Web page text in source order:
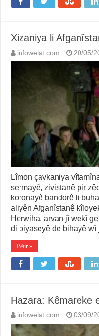
Xizaniya li
infowelat.com 20/05/
Lîmon çavkaniya
sermayê, zivistanê pir
koronayê bandorê li
aliyên Afganîstanê
Herwiha, arvan jî wekî
di piyaseyê de bihayê
Bêtir »
Hazara: Kêmareke
infowelat.com 03/09/